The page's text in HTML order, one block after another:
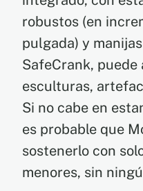
robustos (en
pulgada) y
SafeCrank,
esculturas,
Si no cabe en
es probable que
sostenerlo con
menores, sin